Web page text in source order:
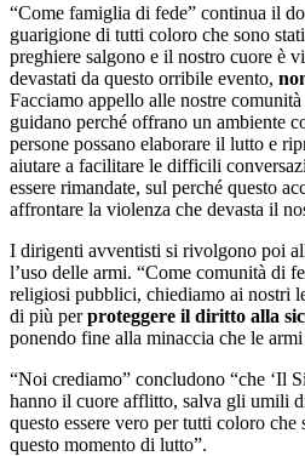
“Come famiglia di fede” continua il
guarigione di tutti coloro che sono
preghiere salgono e il nostro cuore è
devastati da questo orribile evento,
Facciamo appello alle nostre
guidano perché offrano un ambiente
persone possano elaborare il lutto e
aiutare a facilitare le difficili
essere rimandate, sul perché questo
affrontare la violenza che devasta il
I dirigenti avventisti si rivolgono poi
l’uso delle armi. “Come comunità di
religiosi pubblici, chiediamo ai nostri
di più perproteggere il diritto alla
ponendo fine alla minaccia che le
“Noi crediamo” concludono “che ‘Il
hanno il cuore afflitto, salva gli umili
questo essere vero per tutti coloro
questo momento di lutto”.